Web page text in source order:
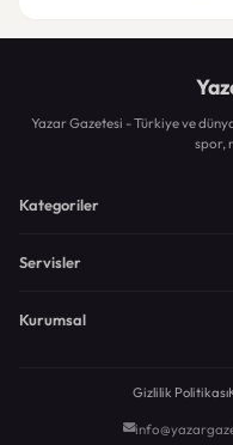
Yazar Gazetesi - Türkiye ve
spor,
Kategoriler
Servisler
Kurumsal
Gizlilik Politikası